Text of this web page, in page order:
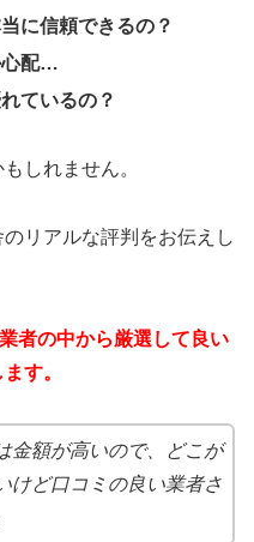
に信頼できるの？
心配…
ているの？
しれません。
リアルな評判をお伝えし
者の中から厳選して良い
す。
金額が高いので、どこが
けど口コミの良い業者さ